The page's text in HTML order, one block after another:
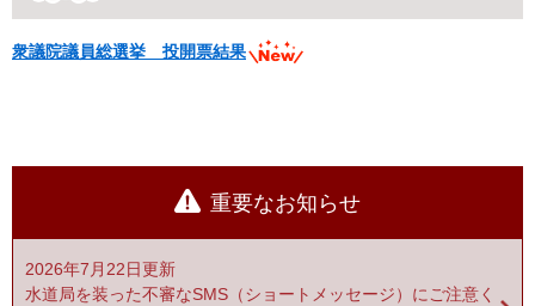
衆議院議員総選挙 投開票結果
重要なお知らせ
2026年7月22日更新
水道局を装った不審なSMS（ショートメッセージ）にご注意く